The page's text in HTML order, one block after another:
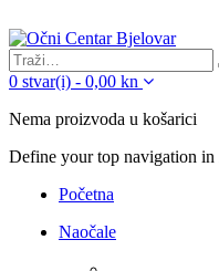
0 stvar(i) - 0,00 kn
Nema proizvoda u košarici
Define your top navigation in
Početna
Naočale